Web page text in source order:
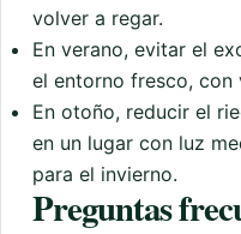
volver a regar.
En verano, evitar el
el entorno fresco, con
En otoño, reducir el
en un lugar con luz
para el invierno.
Preguntas